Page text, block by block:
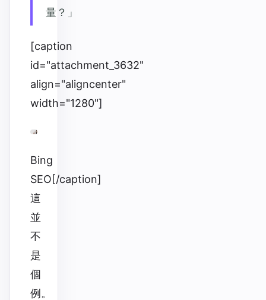
量？」
[caption
id="attachment_3632"
align="aligncenter"
width="1280"]
Bing
SEO[/caption]
這
並
不
是
個
例。